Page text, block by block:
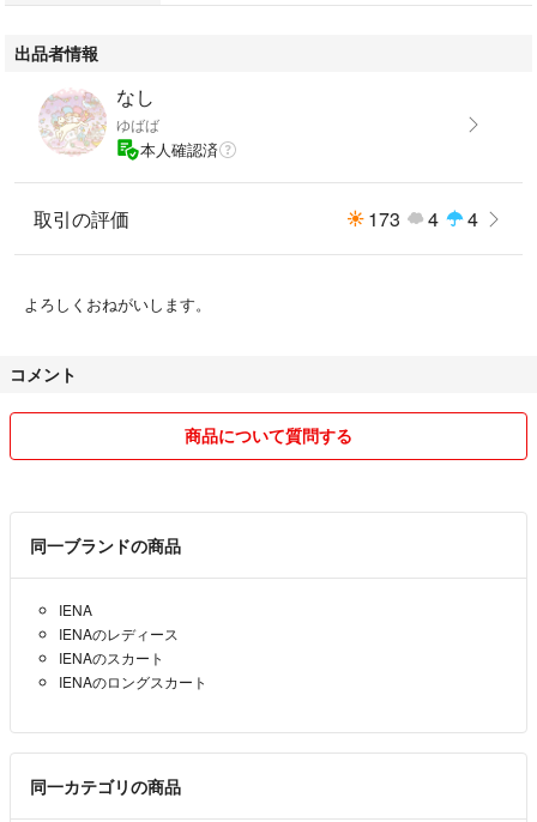
出品者情報
なし
ゆばば
本人確認済
取引の評価 173 4 4
よろしくおねがいします。
コメント
商品について質問する
同一ブランドの商品
IENA
IENAのレディース
IENAのスカート
IENAのロングスカート
同一カテゴリの商品